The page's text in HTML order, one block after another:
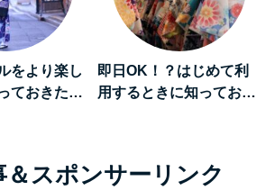
をより楽し
ておきた…
即日OK！？はじめて利
用するときに知ってお…
＆スポンサーリンク